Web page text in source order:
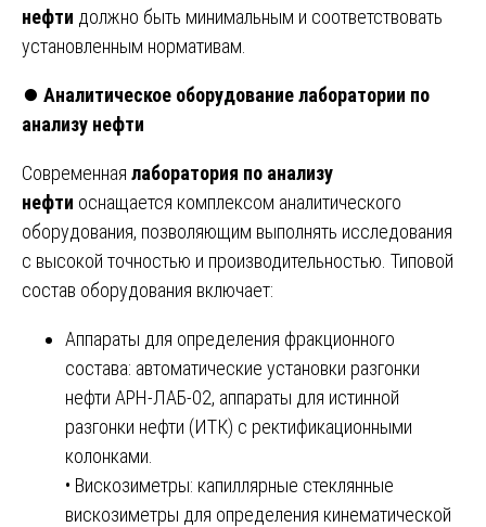
нефти должно быть минимальным и соответствовать
установленным нормативам.
⏺️ Аналитическое оборудование лаборатории по
анализу нефти
Современная лаборатория по анализу
нефти оснащается комплексом аналитического
оборудования, позволяющим выполнять исследования
с высокой точностью и производительностью. Типовой
состав оборудования включает:
Аппараты для определения фракционного
состава: автоматические установки разгонки
нефти АРН-ЛАБ-02, аппараты для истинной
разгонки нефти (ИТК) с ректификационными
колонками.
• Вискозиметры: капиллярные стеклянные
вискозиметры для определения кинематической